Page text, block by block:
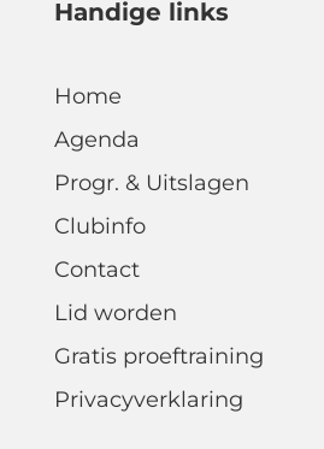
Handige links
Home
Agenda
Progr. & Uitslagen
Clubinfo
Contact
Lid worden
Gratis proeftraining
Privacyverklaring